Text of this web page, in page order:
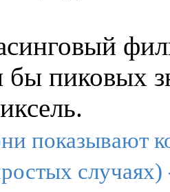
бы пиковых
показывают